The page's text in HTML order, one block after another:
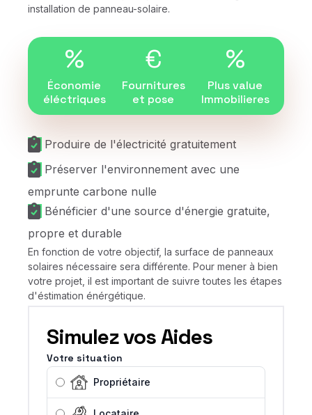
installation de panneau-solaire.
%
Économie
éléctriques
€
Fournitures
et pose
%
Plus value
Immobilieres
Produire de l'électricité gratuitement
Préserver l'environnement avec une
emprunte carbone nulle
Bénéficier d'une source d'énergie gratuite,
propre et durable
En fonction de votre objectif, la surface de panneaux
solaires nécessaire sera différente. Pour mener à bien
votre projet, il est important de suivre toutes les étapes
d'éstimation énérgétique.
Simulez vos Aides
Votre situation
Propriétaire